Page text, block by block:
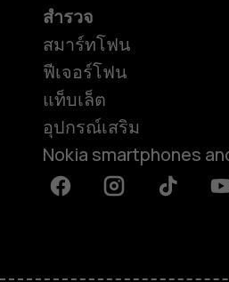
สำรวจ
สมาร์ทโฟน
ฟีเจอร์โฟน
แท็บเล็ต
อุปกรณ์เสริม
Nokia smartphones
FacebookInstagramTiktok